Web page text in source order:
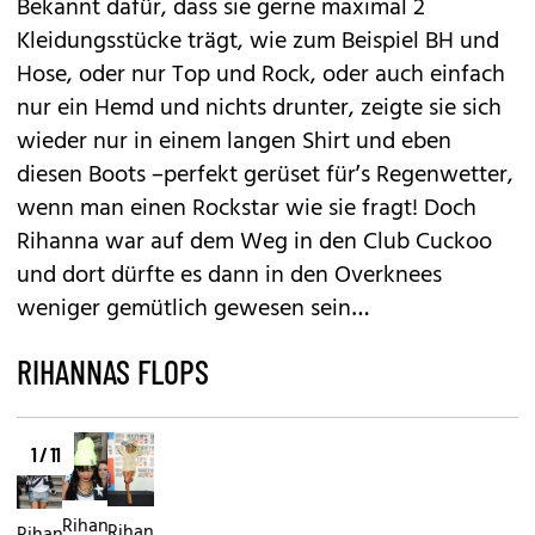
Bekannt dafür, dass sie gerne maximal 2
Kleidungsstücke trägt, wie zum Beispiel BH und
Hose, oder nur Top und Rock, oder auch einfach
nur ein Hemd und nichts drunter, zeigte sie sich
wieder nur in einem langen Shirt und eben
diesen Boots –perfekt gerüset für’s Regenwetter,
wenn man einen Rockstar wie sie fragt! Doch
Rihanna war auf dem Weg in den Club Cuckoo
und dort dürfte es dann in den Overknees
weniger gemütlich gewesen sein…
RIHANNAS FLOPS
1 / 11
Rihannas